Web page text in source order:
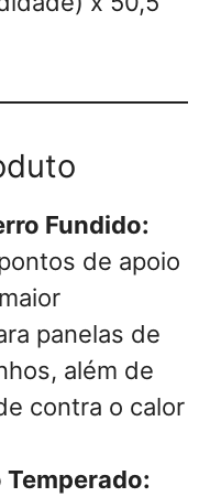
Fundido:
de apoio
panelas de
além de
contra o calor
Temperado: